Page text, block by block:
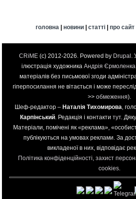
головна| новини| статті| про сайт|
CRiME (c) 2012-2026. Powered by Drupal .
ілюстрація художника Андрія Єрмоленка
матеріалів без письмової згоди
гіперпосилання не вітається і може
>> обмеження).
Шеф-редактор – Наталія Тихомирова,
Карпінський. Редакція і контакти тут.
Матеріали, помічені як «реклама»,
публікуються на умовах реклами. За
викладеної в них, відповідає
Політика конфіденційності, захист
cookies.